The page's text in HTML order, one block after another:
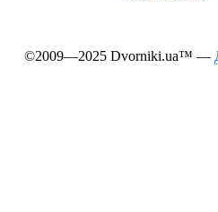
©2009—2025 Dvorniki.ua™ —